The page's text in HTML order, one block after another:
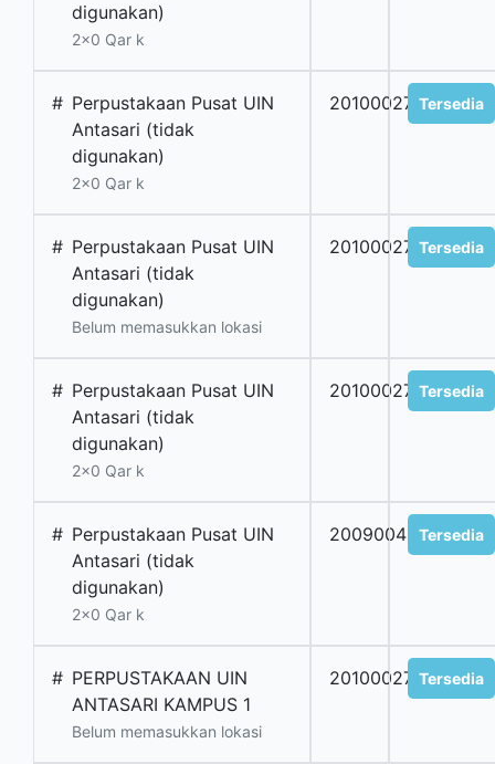
digunakan)
2x0 Qar k
# Perpustakaan Pusat UIN
Antasari (tidak
digunakan)
2x0 Qar k
2010002789Tersedia
# Perpustakaan Pusat UIN
Antasari (tidak
digunakan)
Belum memasukkan lokasi
2010002792Tersedia
# Perpustakaan Pusat UIN
Antasari (tidak
digunakan)
2x0 Qar k
2010002791Tersedia
# Perpustakaan Pusat UIN
Antasari (tidak
digunakan)
2x0 Qar k
2009004522Tersedia
# PERPUSTAKAAN UIN
ANTASARI KAMPUS 1
Belum memasukkan lokasi
2010002793Tersedia